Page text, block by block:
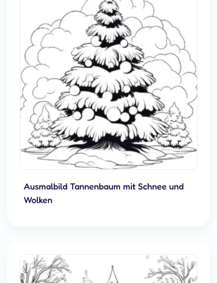
Ausmalbild Tannenbaum mit Schnee und
Wolken